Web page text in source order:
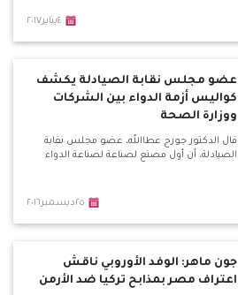
٤يناير٢٠١٧
عضو مجلس نقابة الصيادلة يكشف
كواليس أزمة الدواء بين الشركات
ووزارة الصحة
قال الدكتور جورج عطاالله، عضو مجلس نقابة
الصيادلة، أن أول مصنع لصناعة لصناعة الدواء
٢٥ديسمبر٢٠١٦
جون ماهر: الوفد الأوروبي ناقش
اعتراف مصر بمذابح تركيا ضد الأرمن